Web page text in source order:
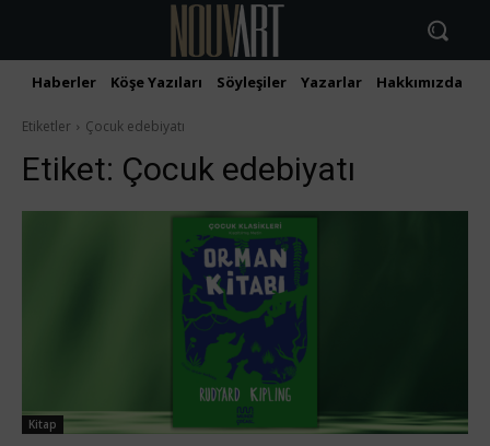
Haberler Köşe Yazıları Söyleşiler Yazarlar Hakkımızda
Etiketler Çocuk edebiyatı
Etiket: Çocuk edebiyatı
Kitap